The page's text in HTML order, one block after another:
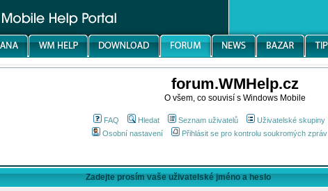
forum.WMHelp.cz
O všem, co souvisí s Windows Mobile
FAQ Hledat Seznam uživatelů Uživatelské skupiny
Osobní nastavení
Přihlásit se pro kontrolu soukromých zpráv
Zadejte prosím vaše uživatelské jméno a heslo